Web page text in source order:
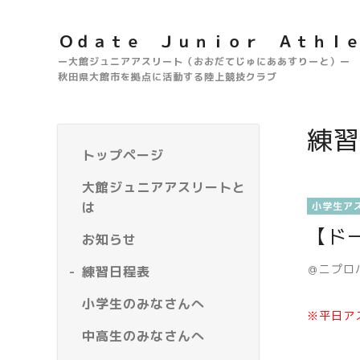
Ｏｄａｔｅ Ｊｕｎｉｏｒ Ａｔｈｌ
ー大館ジュニアアスリート（おおだてじゅにああすりーと）ー
秋田県大館市を拠点に活動する陸上競技クラブ
トップページ
大館ジュニアアスリートと
は
お知らせ
練習日程表
小学生のみなさんへ
中高生のみなさんへ
練
小学生ア
【
＠ニプロ
※平日ア